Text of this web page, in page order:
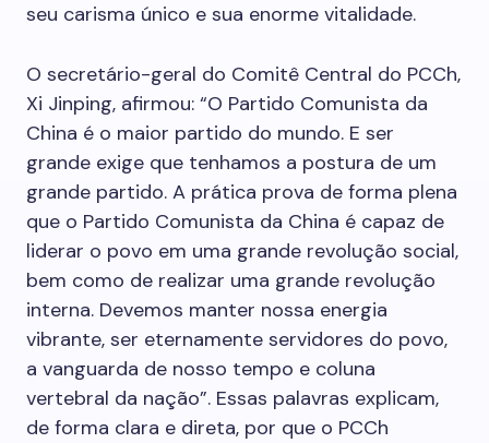
seu carisma único e sua enorme vitalidade.
O secretário-geral do Comitê Central do PCCh,
Xi Jinping, afirmou: “O Partido Comunista da
China é o maior partido do mundo. E ser
grande exige que tenhamos a postura de um
grande partido. A prática prova de forma plena
que o Partido Comunista da China é capaz de
liderar o povo em uma grande revolução social,
bem como de realizar uma grande revolução
interna. Devemos manter nossa energia
vibrante, ser eternamente servidores do povo,
a vanguarda de nosso tempo e coluna
vertebral da nação”. Essas palavras explicam,
de forma clara e direta, por que o PCCh